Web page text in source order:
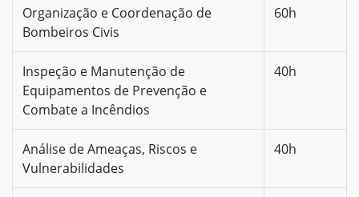
Organização e Coordenação de
Bombeiros Civis
60h
Inspeção e Manutenção de
Equipamentos de Prevenção e
Combate a Incêndios
40h
Análise de Ameaças, Riscos e
Vulnerabilidades
40h